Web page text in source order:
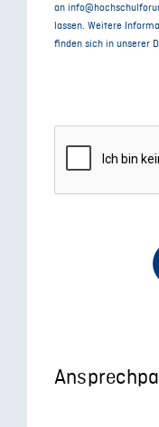
an
lassen. Weitere
finden sich in unserer